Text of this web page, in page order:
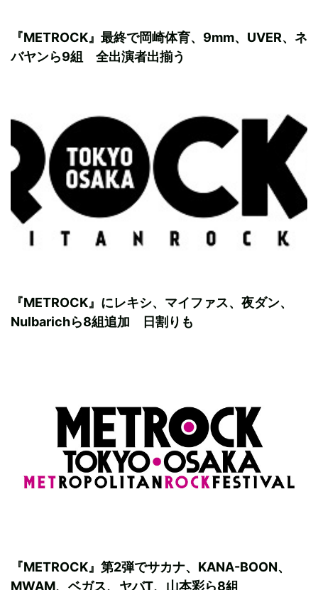
『METROCK』最終で岡崎体育、9mm、UVER、ネ
バヤンら9組 全出演者出揃う
『METROCK』にレキシ、マイファス、夜ダン、
Nulbarichら8組追加 日割りも
『METROCK』第2弾でサカナ、KANA-BOON、
MWAM、ベガス、ヤバT、山本彩ら8組